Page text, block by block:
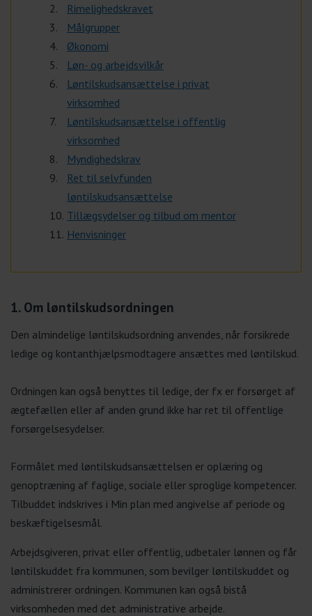
Rimelighedskravet
Målgrupper
Økonomi
Løn- og arbejdsvilkår
Løntilskudsansættelse i privat
virksomhed
Løntilskudsansættelse i offentlig
virksomhed
Myndighedskrav
Ret til selvfunden
løntilskudsansættelse
Tillægsydelser og tilbud om mentor
Henvisninger
1. Om løntilskudsordningen
Den almindelige løntilskudsordning anvendes, når forsikrede
ledige og kontanthjælpsmodtagere ansættes med løntilskud.
Ordningen kan også benyttes til ledige, der fx er forsørget af
ægtefællen eller af anden grund ikke har ret til offentlige
forsørgelsesydelser.
Formålet med løntilskudsansættelsen er oplæring og
genoptræning af faglige, sociale eller sproglige kompetencer.
Tilbuddet indskrives i Min plan med angivelse af periode og
beskæftigelsesmål.
Arbejdsgiveren, privat eller offentlig, udbetaler lønnen og får
løntilskuddet fra kommunen, som bevilger løntilskuddet og
administrerer ordningen. Kommunen kan også bistå
virksomheden med det administrative arbejde.